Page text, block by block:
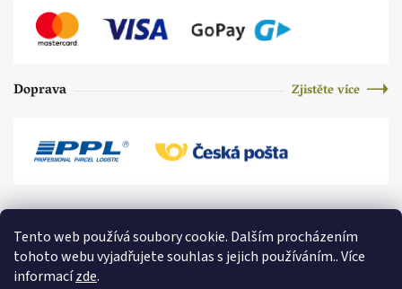
Tento web používá soubory cookie. Dalším procházením
tohoto webu vyjadřujete souhlas s jejich používáním.. Více
informacízde.
Doprava Zjistěte více